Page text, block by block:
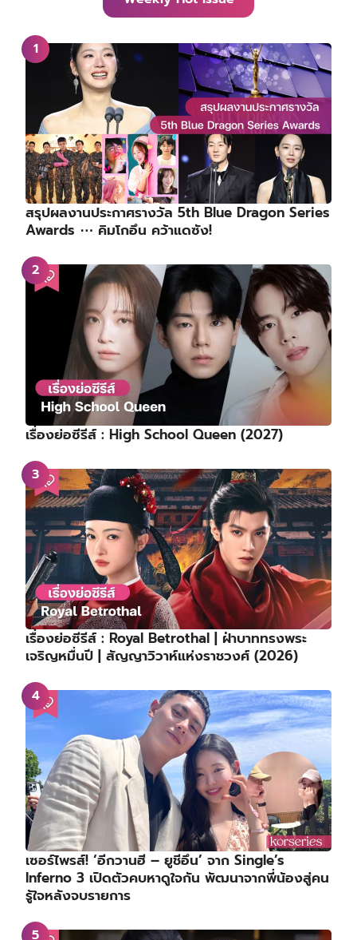
สรุปผลงานประกาศรางวัล 5th Blue Dragon Series
Awards ⋯ คิมโกอึน คว้าแดซัง!
เรื่องย่อซีรีส์ : High School Queen (2027)
เรื่องย่อซีรีส์ : Royal Betrothal | ฝ่าบาททรงพระ
เจริญหมื่นปี | สัญญาวิวาห์แห่งราชวงศ์ (2026)
เซอร์ไพรส์! ‘อีกวานฮี – ยูชีอึน’ จาก Single’s
Inferno 3 เปิดตัวคบหาดูใจกัน พัฒนาจากพี่น้องสู่คน
รู้ใจหลังจบรายการ